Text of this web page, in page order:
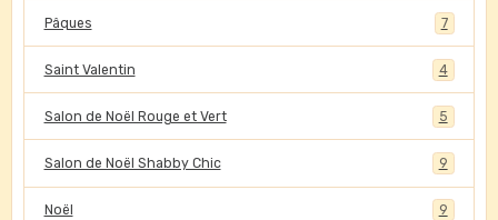
Pâques 7
Saint Valentin 4
Salon de Noël Rouge et Vert 5
Salon de Noël Shabby Chic 9
Noël 9